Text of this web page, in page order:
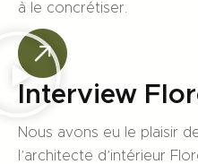
à le concrétiser.
Interview
Nous avons eu le plaisir
l’architecte d’intérieur